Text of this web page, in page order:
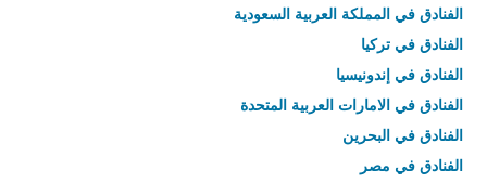
الفنادق في المملكة العربية السعودية
الفنادق في تركيا
الفنادق في إندونيسيا
الفنادق في الامارات العربية المتحدة
الفنادق في البحرين
الفنادق في مصر